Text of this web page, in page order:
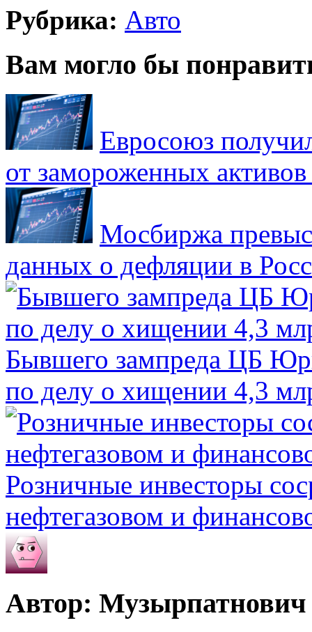
Рубрика: Авто
Вам могло бы
Евросоюз
от замороженных
Мосбиржа
данных о дефляции в
Бывшего зампреда ЦБ
по делу о хищении 4,3
Розничные инвесторы
нефтегазовом и
Автор: Музырпатнович